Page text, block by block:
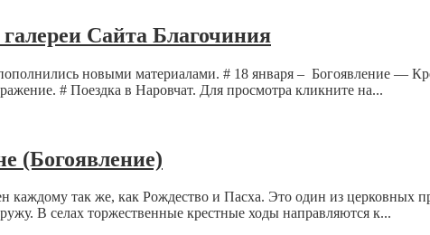
Сайта Благочиния
новыми материалами. # 18 января – Богоявление —
# Поездка в Наровчат. Для просмотра кликните на...
(Богоявление)
каждому так же, как Рождество и Пасха. Это один из церковных
В селах торжественные крестные ходы направляются к...